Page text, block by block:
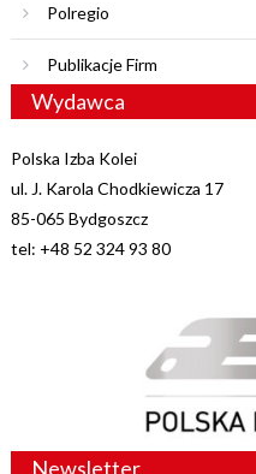
Polregio
Publikacje Firm
Wydawca
Polska Izba Kolei
ul. J. Karola Chodkiewicza 17
85-065 Bydgoszcz
tel: +48 52 324 93 80
Newsletter